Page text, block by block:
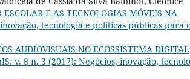
ESCOLAR E AS TECNOLOGIAS MÓVEIS NA
tecnologia e políticas públicas para
AUDIOVISUAIS NO ECOSSISTEMA DIGITAL
v. 8 n. 3 (2017): Negócios, inovação,